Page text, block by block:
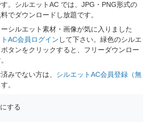
。シルエットAC では、JPG・PNG形式の
でダウンロードし放題です。
シルエット素材・画像が気に入りました
AC会員ログイン して下さい。緑色のシルエ
タンをクリックすると、フリーダウンロー
みでない方は、 シルエットAC会員登録（無
。
する